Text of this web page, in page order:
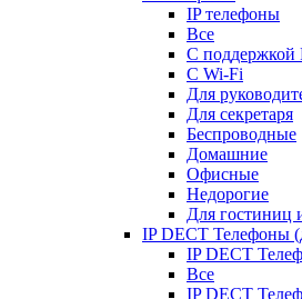
IP телефоны
Все
С поддержкой
C Wi-Fi
Для
Для секретаря
Беспроводные
Домашние
Офисные
Недорогие
Для гостиниц
IP DECT Телефоны
IP DECT
Все
IP DECT